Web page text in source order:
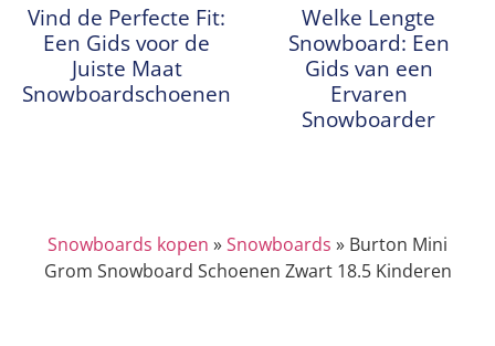
Vind de Perfecte Fit:
Een Gids voor de
Juiste Maat
Snowboardschoenen
Welke Lengte
Snowboard: Een
Gids van een
Ervaren
Snowboarder
Snowboards kopen »Snowboards » Burton Mini
Grom Snowboard Schoenen Zwart 18.5 Kinderen